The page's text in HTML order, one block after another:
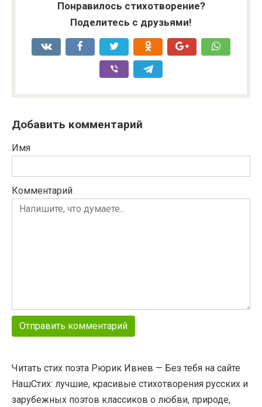
Понравилось стихотворение?
Поделитесь с друзьями!
Добавить комментарий
Имя
Комментарий
Читать стих поэта Рюрик Ивнев — Без тебя на сайте
НашСтих: лучшие, красивые стихотворения русских и
зарубежных поэтов классиков о любви, природе,